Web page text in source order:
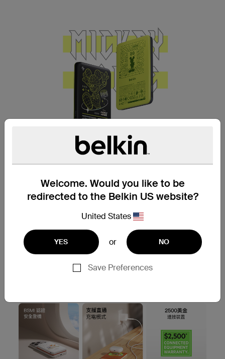
Welcome. Would you like to be
redirected to the Belkin US website?
United States
YES or NO
Save Preferences
保持電量飽滿
超纖薄磁吸式行動電源。纖薄輕巧的卡片式
設計，易於攜帶，並飾有奇妙迪士尼圖案。